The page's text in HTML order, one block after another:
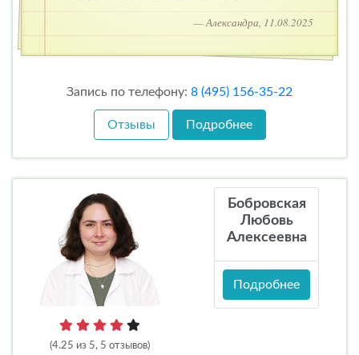
— Александра, 11.08.2025
Запись по телефону: 8 (495) 156-35-22
Отзывы Подробнее
(4.25 из 5, 5 отзывов)
Бобровская
Любовь
Алексеевна
Подробнее